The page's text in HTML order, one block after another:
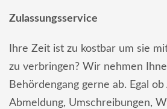
Zulassungsservice
Ihre Zeit ist zu kostbar um sie
zu verbringen? Wir nehmen
Behördengang gerne ab. Egal
Abmeldung, Umschreibungen,